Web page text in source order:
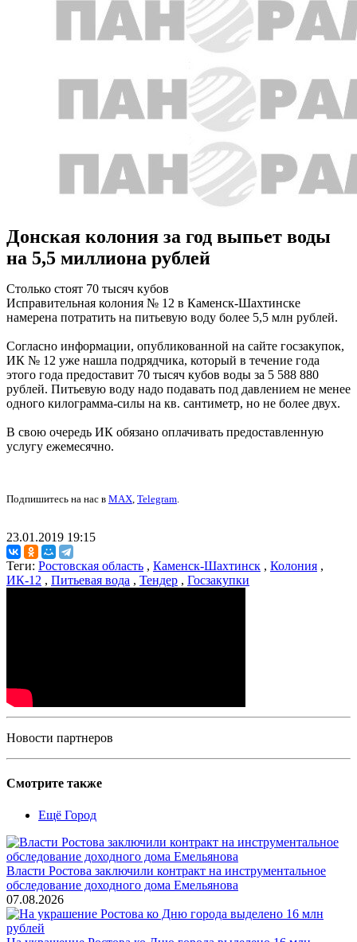
Донская колония за год выпьет воды
на 5,5 миллиона рублей
Столько стоят 70 тысяч кубов
Исправительная колония № 12 в Каменск-Шахтинске
намерена потратить на питьевую воду более 5,5 млн рублей.
Согласно информации, опубликованной на сайте госзакупок,
ИК № 12 уже нашла подрядчика, который в течение года
этого года предоставит 70 тысяч кубов воды за 5 588 880
рублей. Питьевую воду надо подавать под давлением не менее
одного килограмма-силы на кв. сантиметр, но не более двух.
В свою очередь ИК обязано оплачивать предоставленную
услугу ежемесячно.
Подпишитесь на нас в MAX, Telegram.
23.01.2019 19:15
Теги: Ростовская область , Каменск-Шахтинск , Колония ,
ИК-12 , Питьевая вода , Тендер , Госзакупки
Новости партнеров
Смотрите также
Ещё Город
Власти Ростова заключили контракт на инструментальное
обследование доходного дома Емельянова
07.08.2026